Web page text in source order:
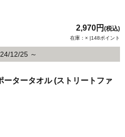
2,970円 (税込)
在庫：× |148ポイント
12/25 ～
ータータオル (ストリートファ